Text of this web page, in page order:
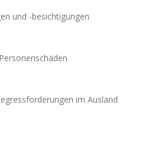
und -besichtigungen
im Ausland